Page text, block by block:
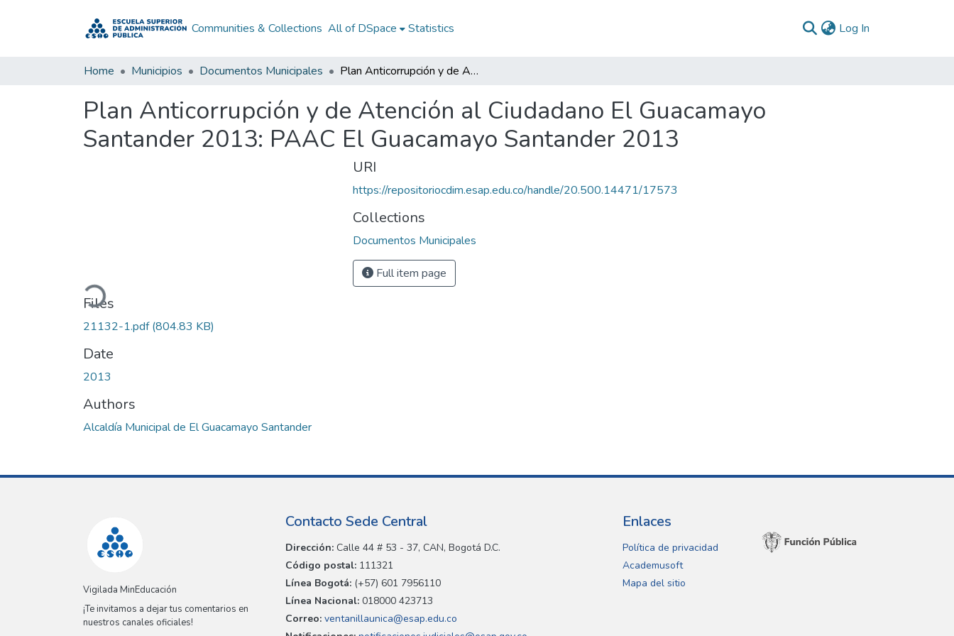
Communities & Collections All of DSpace Statistics Log In
Home Municipios Documentos Municipales Plan Anticorrupción y de Atención al Ciudadano El Guacamayo Santander 2013: PAAC El Guacamayo Santander 2013
Plan Anticorrupción y de Atención al Ciudadano El Guacamayo
Santander 2013: PAAC El Guacamayo Santander 2013
Loading...
Files
21132-1.pdf(804.83 KB)
Date
2013
Authors
Alcaldía Municipal de El Guacamayo Santander
URI
https://repositoriocdim.esap.edu.co/handle/20.500.14471/17573
Collections
Documentos Municipales
Full item page
Vigilada MinEducación
¡Te invitamos a dejar tus comentarios en
nuestros canales oficiales!
Contacto Sede Central
Dirección: Calle 44 # 53 - 37, CAN, Bogotá D.C.
Código postal: 111321
Línea Bogotá: (+57) 601 7956110
Línea Nacional: 018000 423713
Correo: ventanillaunica@esap.edu.co
Enlaces
Política de privacidad
Academusoft
Mapa del sitio